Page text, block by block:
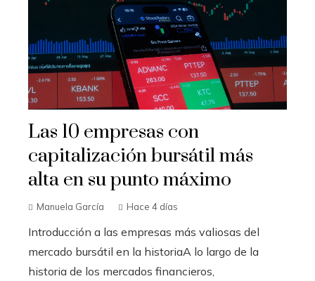
Las 10 empresas con
capitalización bursátil más
alta en su punto máximo
Manuela García Hace 4 días
Introducción a las empresas más valiosas del
mercado bursátil en la historiaA lo largo de la
historia de los mercados financieros,